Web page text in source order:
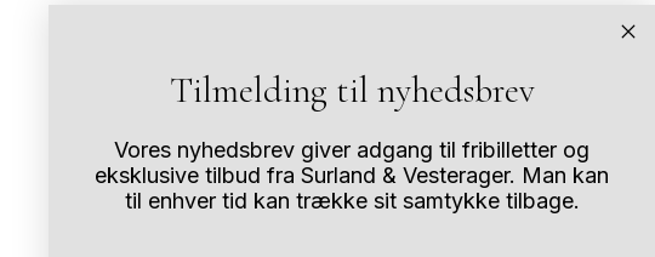
Andre størrelser?
Tilmelding til nyhedsbrev
Vores nyhedsbrev giver adgang til fribilletter og
eksklusive tilbud fra Surland & Vesterager. Man kan
til enhver tid kan trække sit samtykke tilbage.